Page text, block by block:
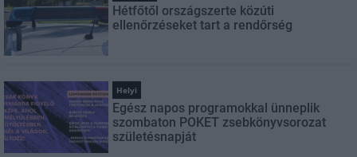
Hétfőtől országszerte közúti
ellenőrzéseket tart a rendőrség
Helyi
Egész napos programokkal ünneplik
szombaton POKET zsebkönyvsorozat
születésnapját